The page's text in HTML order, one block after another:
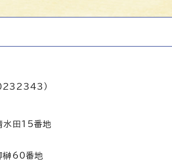
）
水田15番地
榊60番地